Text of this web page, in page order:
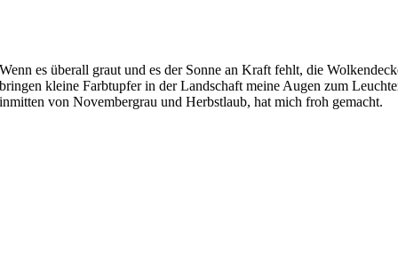
Wenn es überall graut und es der Sonne an Kraft fehlt, die
bringen kleine Farbtupfer in der Landschaft meine Augen zum
inmitten von Novembergrau und Herbstlaub, hat mich froh gemacht.